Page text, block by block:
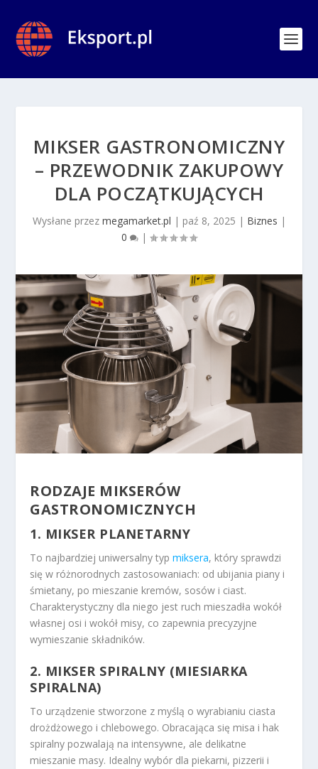
MIKSER GASTRONOMICZNY
– PRZEWODNIK ZAKUPOWY
DLA POCZĄTKUJĄCYCH
Wysłane przez megamarket.pl | paź 8, 2025 | Biznes |
0
|
RODZAJE MIKSERÓW
GASTRONOMICZNYCH
1. MIKSER PLANETARNY
To najbardziej uniwersalny typmiksera, który sprawdzi
się w różnorodnych zastosowaniach: od ubijania piany i
śmietany, po mieszanie kremów, sosów i ciast.
Charakterystyczny dla niego jest ruch mieszadła wokół
własnej osi i wokół misy, co zapewnia precyzyjne
wymieszanie składników.
2. MIKSER SPIRALNY (MIESIARKA
SPIRALNA)
To urządzenie stworzone z myślą o wyrabianiu ciasta
drożdżowego i chlebowego. Obracająca się misa i hak
spiralny pozwalają na intensywne, ale delikatne
mieszanie masy. Idealny wybór dla piekarni, pizzerii i